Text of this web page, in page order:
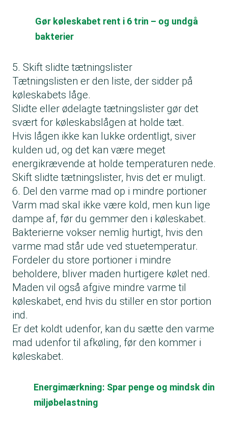
Gør køleskabet rent i 6 trin – og undgå
bakterier
5. Skift slidte tætningslister
Tætningslisten er den liste, der sidder på
køleskabets låge.
Slidte eller ødelagte tætningslister gør det
svært for køleskabslågen at holde tæt.
Hvis lågen ikke kan lukke ordentligt, siver
kulden ud, og det kan være meget
energikrævende at holde temperaturen nede.
Skift slidte tætningslister, hvis det er muligt.
6. Del den varme mad op i mindre portioner
Varm mad skal ikke være kold, men kun lige
dampe af, før du gemmer den i køleskabet.
Bakterierne vokser nemlig hurtigt, hvis den
varme mad står ude ved stuetemperatur.
Fordeler du store portioner i mindre
beholdere, bliver maden hurtigere kølet ned.
Maden vil også afgive mindre varme til
køleskabet, end hvis du stiller en stor portion
ind.
Er det koldt udenfor, kan du sætte den varme
mad udenfor til afkøling, før den kommer i
køleskabet.
Energimærkning: Spar penge og mindsk din
miljøbelastning